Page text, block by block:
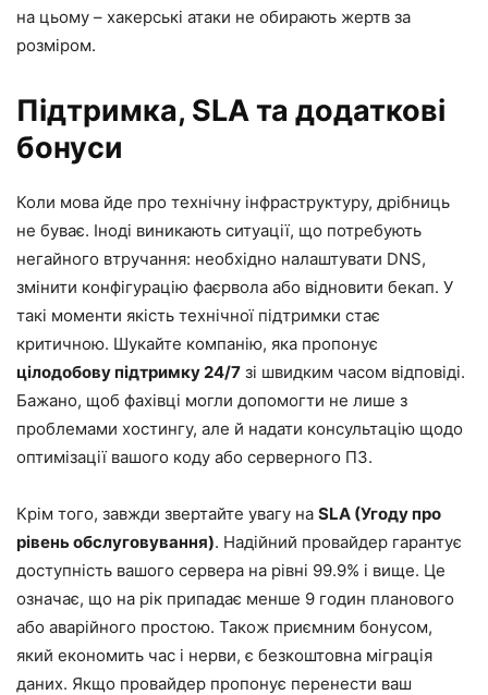
на цьому – хакерські атаки не обирають жертв за
розміром.
Підтримка, SLA та додаткові
бонуси
Коли мова йде про технічну інфраструктуру, дрібниць
не буває. Іноді виникають ситуації, що потребують
негайного втручання: необхідно налаштувати DNS,
змінити конфігурацію фаєрвола або відновити бекап. У
такі моменти якість технічної підтримки стає
критичною. Шукайте компанію, яка пропонує
цілодобову підтримку 24/7 зі швидким часом відповіді.
Бажано, щоб фахівці могли допомогти не лише з
проблемами хостингу, але й надати консультацію щодо
оптимізації вашого коду або серверного ПЗ.
Крім того, завжди звертайте увагу на SLA (Угоду про
рівень обслуговування). Надійний провайдер гарантує
доступність вашого сервера на рівні 99.9% і вище. Це
означає, що на рік припадає менше 9 годин планового
або аварійного простою. Також приємним бонусом,
який економить час і нерви, є безкоштовна міграція
даних. Якщо провайдер пропонує перенести ваш